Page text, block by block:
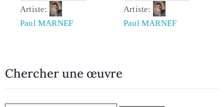
Artiste:
Paul MARNEF
Artiste:
Paul MARNEF
Chercher une œuvre